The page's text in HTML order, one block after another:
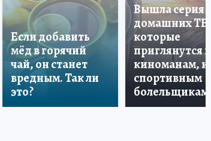
Если добавить
мёд в горячий
чай, он станет
вредным. Так ли
это?
Вышла серия
домашних ТВ,
которые
приглянутся и
киноманам, и
спортивным
болельщикам